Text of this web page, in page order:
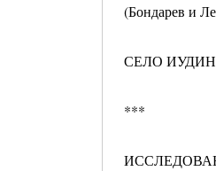
(Бондарев и
СЕЛО
***